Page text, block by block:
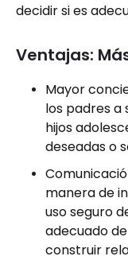
decidir si es
Ventajas:
Mayor
los padres a
hijos
deseadas o
manera de
uso seguro
adecuado
construir